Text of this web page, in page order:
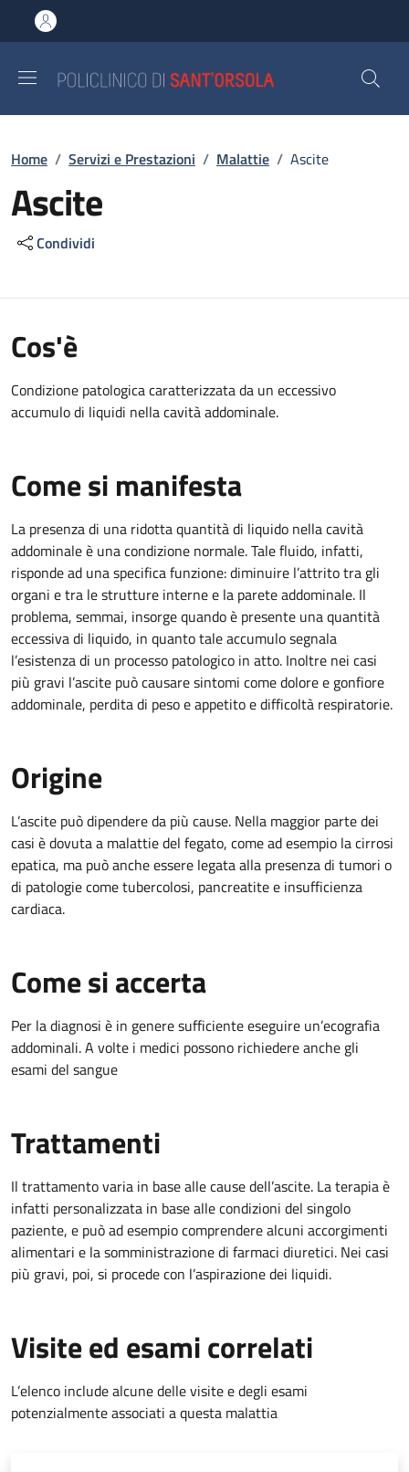
al contenuto principale
to footer content
Briciole di pane
Home / Servizi e Prestazioni / Malattie / Ascite
Ascite
Condividi
Cos'è
Condizione patologica caratterizzata da un eccessivo
accumulo di liquidi nella cavità addominale.
Come si manifesta
La presenza di una ridotta quantità di liquido nella cavità
addominale è una condizione normale. Tale fluido, infatti,
risponde ad una specifica funzione: diminuire l’attrito tra gli
organi e tra le strutture interne e la parete addominale. Il
problema, semmai, insorge quando è presente una quantità
eccessiva di liquido, in quanto tale accumulo segnala
l’esistenza di un processo patologico in atto. Inoltre nei casi
più gravi l’ascite può causare sintomi come dolore e gonfiore
addominale, perdita di peso e appetito e difficoltà respiratorie.
Origine
L’ascite può dipendere da più cause. Nella maggior parte dei
casi è dovuta a malattie del fegato, come ad esempio la cirrosi
epatica, ma può anche essere legata alla presenza di tumori o
di patologie come tubercolosi, pancreatite e insufficienza
cardiaca.
Come si accerta
Per la diagnosi è in genere sufficiente eseguire un’ecografia
addominali. A volte i medici possono richiedere anche gli
esami del sangue
Trattamenti
Il trattamento varia in base alle cause dell’ascite. La terapia è
infatti personalizzata in base alle condizioni del singolo
paziente, e può ad esempio comprendere alcuni accorgimenti
alimentari e la somministrazione di farmaci diuretici. Nei casi
più gravi, poi, si procede con l’aspirazione dei liquidi.
Visite ed esami correlati
L’elenco include alcune delle visite e degli esami
potenzialmente associati a questa malattia